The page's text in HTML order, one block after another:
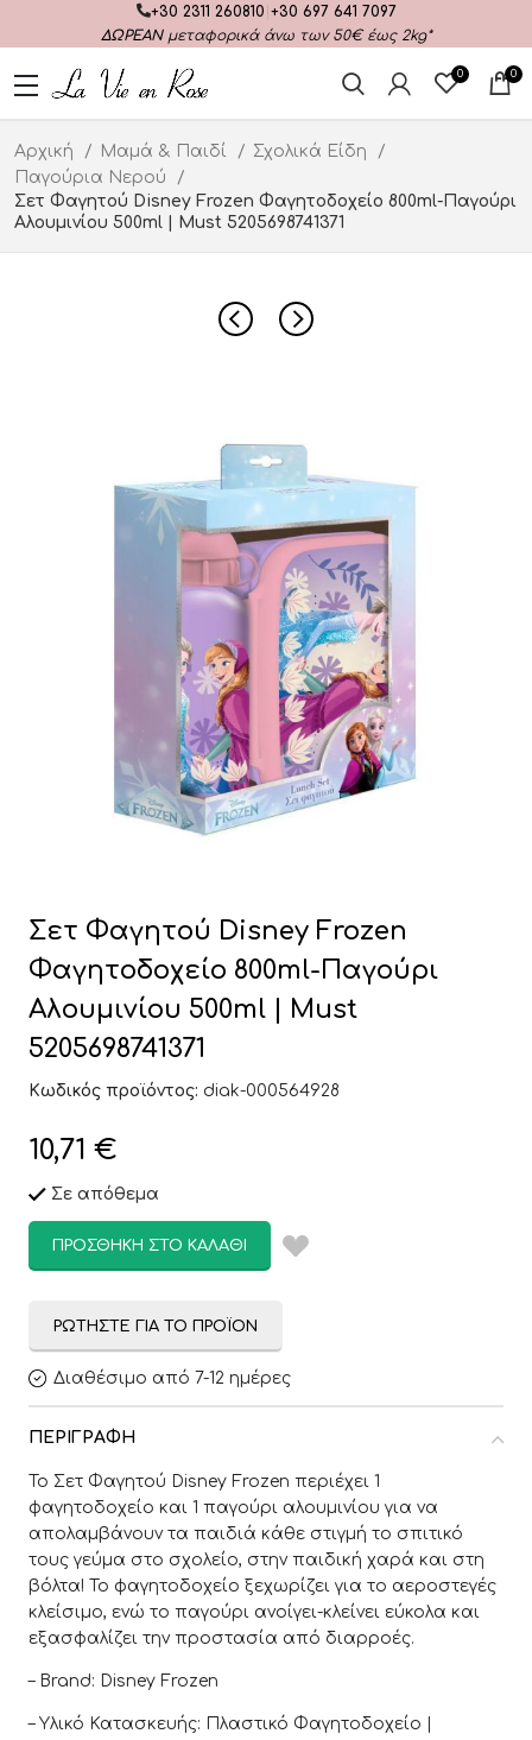
+30 2311 260810 +30 697 641 7097
ΔΩΡΕΑΝμεταφορικά άνω των 50€ έως 2kg*
0 0
Αρχική Μαμά & Παιδί
Σχολικά Είδη
Παγούρια Νερού
Σετ Φαγητού Disney Frozen Φαγητοδοχείο 800ml-Παγούρι
Αλουμινίου 500ml | Must 5205698741371
Σετ Φαγητού Disney Frozen
Φαγητοδοχείο 800ml-Παγούρι
Αλουμινίου 500ml | Must
5205698741371
Κωδικός προϊόντος: diak-000564928
10,71 €
Σε απόθεμα
ΠΡΟΣΘΉΚΗ ΣΤΟ ΚΑΛΆΘΙ
ΡΩΤΉΣΤΕ ΓΙΑ ΤΟ ΠΡΟΪΌΝ
Διαθέσιμο από 7-12 ημέρες
ΠΕΡΙΓΡΑΦΉ
Το Σετ Φαγητού Disney Frozen περιέχει 1
φαγητοδοχείο και 1 παγούρι αλουμινίου για να
απολαμβάνουν τα παιδιά κάθε στιγμή το σπιτικό
τους γεύμα στο σχολείο, στην παιδική χαρά και στη
βόλτα! Το φαγητοδοχείο ξεχωρίζει για το αεροστεγές
κλείσιμο, ενώ το παγούρι ανοίγει-κλείνει εύκολα και
εξασφαλίζει την προστασία από διαρροές.
– Brand: Disney Frozen
– Υλικό Κατασκευής: Πλαστικό Φαγητοδοχείο |